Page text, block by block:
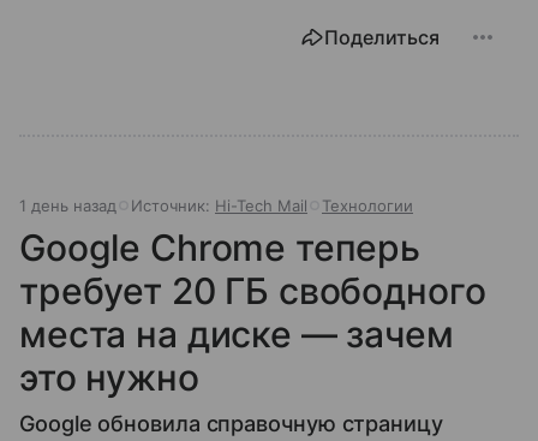
Поделиться
1 день назад Источник: Hi-Tech Mail Технологии
Google Chrome теперь
требует 20 ГБ свободного
места на диске — зачем
это нужно
Google обновила справочную страницу